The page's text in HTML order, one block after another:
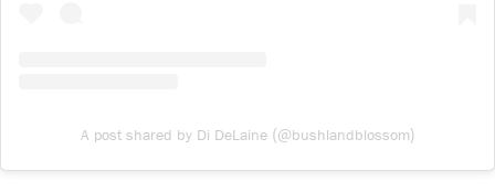
A post shared by Di DeLaine (@bushlandblossom)